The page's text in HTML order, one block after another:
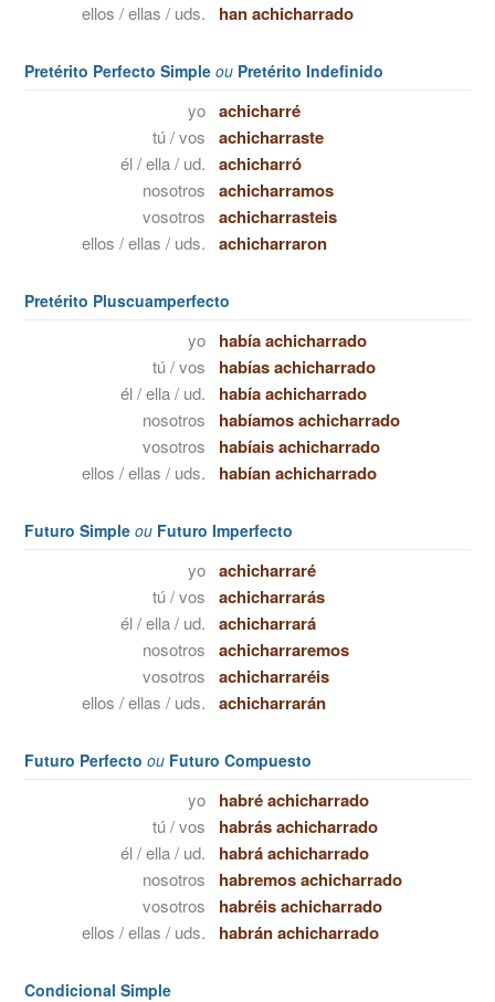
ellos / ellas / uds. han achicharrado
Pretérito Perfecto Simple ou Pretérito Indefinido
yo achicharré
tú / vos achicharraste
él / ella / ud. achicharró
nosotros achicharramos
vosotros achicharrasteis
ellos / ellas / uds. achicharraron
Pretérito Pluscuamperfecto
yo había achicharrado
tú / vos habías achicharrado
él / ella / ud. había achicharrado
nosotros habíamos achicharrado
vosotros habíais achicharrado
ellos / ellas / uds. habían achicharrado
Futuro Simple ou Futuro Imperfecto
yo achicharraré
tú / vos achicharrarás
él / ella / ud. achicharrará
nosotros achicharraremos
vosotros achicharraréis
ellos / ellas / uds. achicharrarán
Futuro Perfecto ou Futuro Compuesto
yo habré achicharrado
tú / vos habrás achicharrado
él / ella / ud. habrá achicharrado
nosotros habremos achicharrado
vosotros habréis achicharrado
ellos / ellas / uds. habrán achicharrado
Condicional Simple